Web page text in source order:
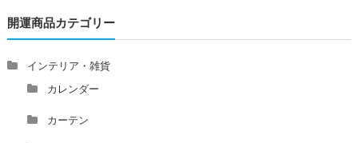
占い師さんは、幽霊を見たことがありますか？
家相風水の診断・鑑定料金や相場について
家相・風水の鑑定料金の相場が知りたい。
風水の流派について教えてください。
風水師になるには、どんな勉強をすればいいですか？
開運商品カテゴリー
インテリア・雑貨
カレンダー
カーテン